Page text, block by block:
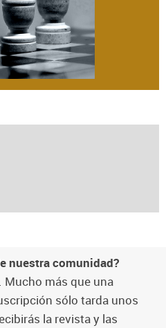
nuestra comunidad?
Mucho más que una
sólo tarda unos
la revista y las